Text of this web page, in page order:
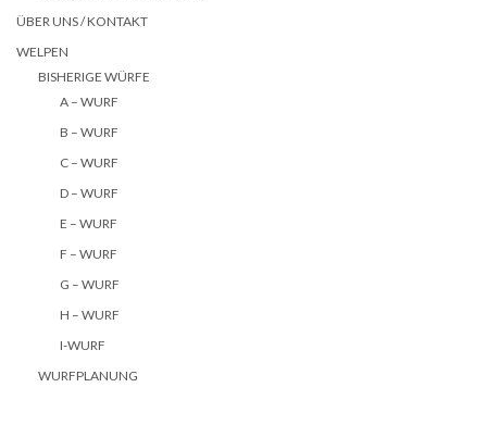
ÜBER UNS / KONTAKT
WELPEN
BISHERIGE WÜRFE
A – WURF
B – WURF
C – WURF
D – WURF
E – WURF
F – WURF
G – WURF
H – WURF
I-WURF
WURFPLANUNG